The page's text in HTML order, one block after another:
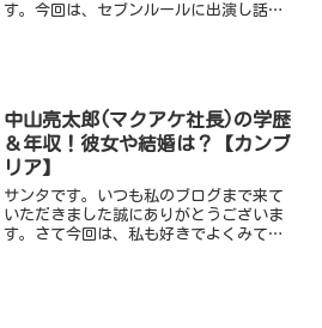
す。今回は、セブンルールに出演し話題
中山亮太郎(マクアケ社長)の学歴
＆年収！彼女や結婚は？【カンブ
リア】
サンタです。いつも私のブログまで来て
いただきました誠にありがとうございま
す。さて今回は、私も好きでよくみてい